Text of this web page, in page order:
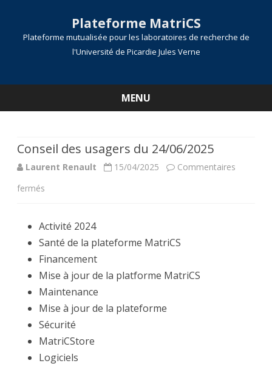
Plateforme MatriCS
Plateforme mutualisée pour les laboratoires de recherche de
l'Université de Picardie Jules Verne
MENU
Conseil des usagers du 24/06/2025
Laurent Renault 15/04/2025
Commentaires
fermés
des
du
24/06/2025
Activité 2024
Santé de la plateforme MatriCS
Financement
Mise à jour de la platforme MatriCS
Maintenance
Mise à jour de la plateforme
Sécurité
MatriCStore
Logiciels